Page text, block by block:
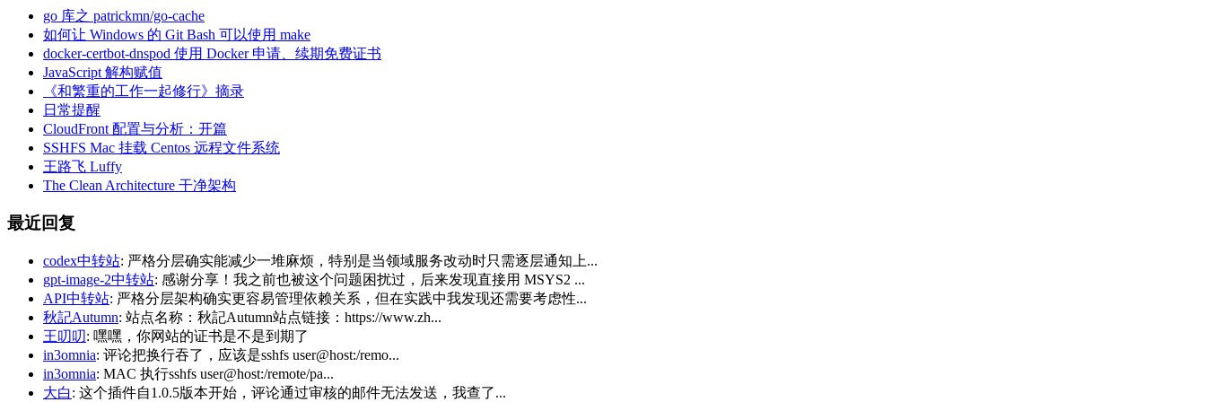
go 库之 patrickmn/go-cache
如何让 Windows 的 Git Bash 可以使用 make
docker-certbot-dnspod 使用 Docker 申请、续期免费证书
JavaScript 解构赋值
《和繁重的工作一起修行》摘录
日常提醒
CloudFront 配置与分析：开篇
SSHFS Mac 挂载 Centos 远程文件系统
王路飞 Luffy
The Clean Architecture 干净架构
最近回复
codex中转站: 严格分层确实能减少一堆麻烦，特别是当领域服务改动时只需逐层通知上...
gpt-image-2中转站: 感谢分享！我之前也被这个问题困扰过，后来发现直接用 MSYS2 ...
API中转站: 严格分层架构确实更容易管理依赖关系，但在实践中我发现还需要考虑性...
秋記Autumn: 站点名称：秋記Autumn站点链接：https://www.zh...
王叨叨: 嘿嘿，你网站的证书是不是到期了
in3omnia: 评论把换行吞了，应该是sshfs user@host:/remo...
in3omnia: MAC 执行sshfs user@host:/remote/pa...
大白: 这个插件自1.0.5版本开始，评论通过审核的邮件无法发送，我查了...